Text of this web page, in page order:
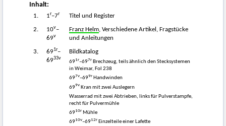
Inhalt:
1. 1r–7r Titel und Register
2. 10v–
69v
Franz Helm, Verschiedene Artikel, Fragstücke
und Anleitungen
3. 691r–
6933v
Bildkatalog
691r–697r Brechzeug, teils ähnlich den Stecksystemen
in Weimar, Fol 238
697v–699r Handwinden
699v Kran mit zwei Auslegern
Wasserrad mit zwei Abtrieben, links für Pulverstampfe,
recht für Pulvermühle
6910r Mühle
6910v–6912r Einzelteile einer Lafette